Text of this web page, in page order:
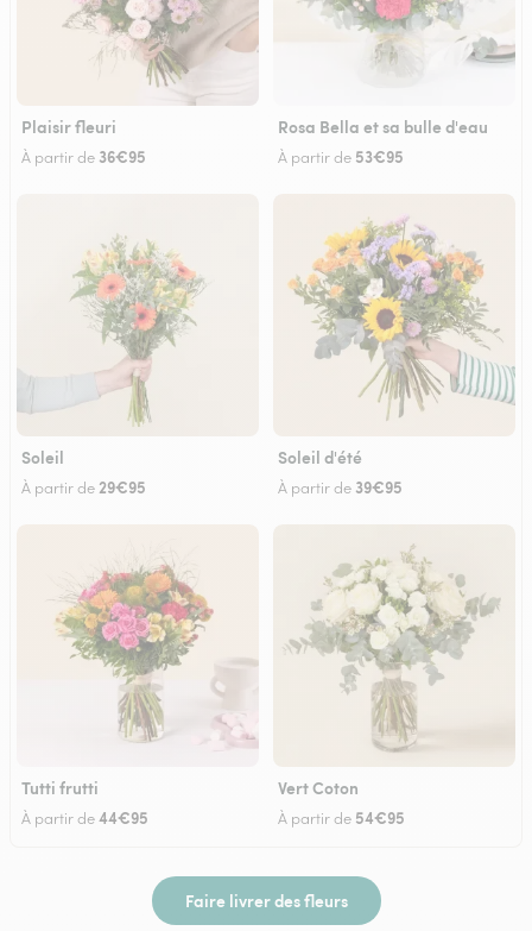
Plaisir fleuri
À partir de 36€95
Rosa Bella et sa bulle d'eau
À partir de 53€95
Soleil
À partir de29€95
Soleil d'été
À partir de 39€95
Tutti frutti
À partir de44€95
Vert Coton
À partir de 54€95
Faire livrer des fleurs